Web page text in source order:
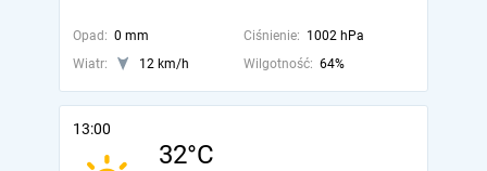
Opad: 0 mm Ciśnienie: 1002 hPa
Wiatr:
12 km/h Wilgotność: 64%
13:00
32°C